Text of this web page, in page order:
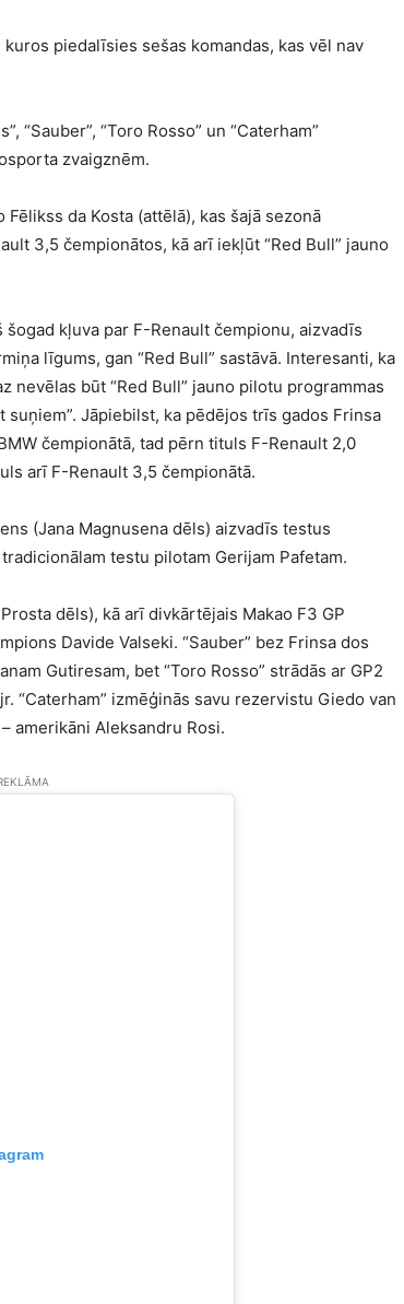
piedalīsies sešas komandas, kas vēl nav
“Sauber”, “Toro Rosso” un “Caterham”
zvaigznēm.
da Kosta (attēlā), kas šajā sezonā
3,5 čempionātos, kā arī iekļūt “Red Bull” jauno
kļuva par F-Renault čempionu, aizvadīs
līgums, gan “Red Bull” sastāvā. Interesanti, ka
būt “Red Bull” jauno pilotu programmas
Jāpiebilst, ka pēdējos trīs gados Frinsa
čempionātā, tad pērn tituls F-Renault 2,0
arī F-Renault 3,5 čempionātā.
(Jana Magnusena dēls) aizvadīs testus
testu pilotam Gerijam Pafetam.
dēls), kā arī divkārtējais Makao F3 GP
Davide Valseki. “Sauber” bez Frinsa dos
Gutiresam, bet “Toro Rosso” strādās ar GP2
“Caterham” izmēģinās savu rezervistu Giedo van
amerikāni Aleksandru Rosi.